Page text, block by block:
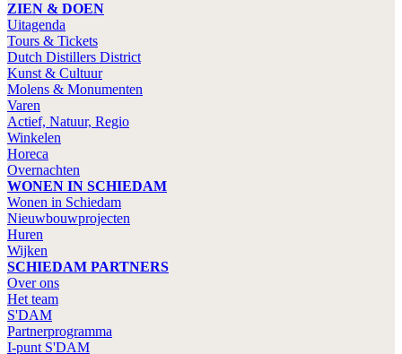
ZIEN & DOEN
Uitagenda
Tours & Tickets
Dutch Distillers District
Kunst & Cultuur
Molens & Monumenten
Varen
Actief, Natuur, Regio
Winkelen
Horeca
Overnachten
WONEN IN SCHIEDAM
Wonen in Schiedam
Nieuwbouwprojecten
Huren
Wijken
SCHIEDAM PARTNERS
Over ons
Het team
S'DAM
Partnerprogramma
I-punt S'DAM